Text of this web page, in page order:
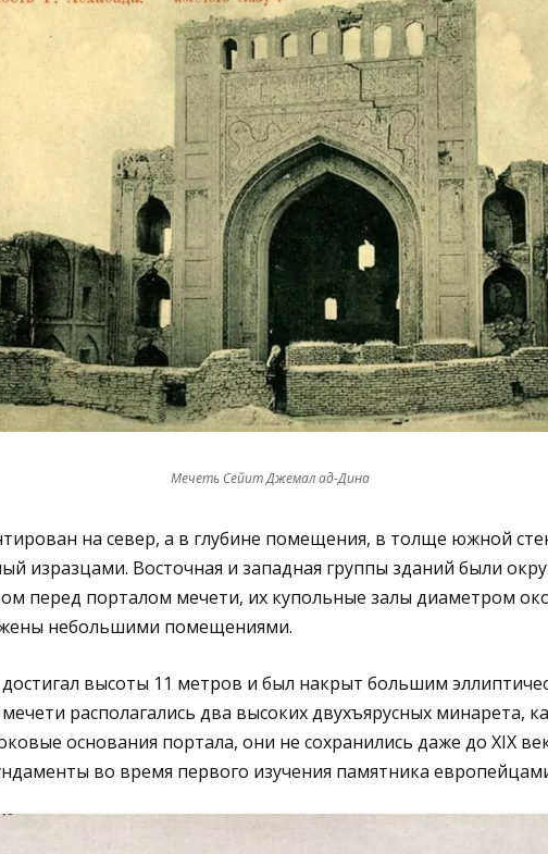
Мечеть Сейит Джемал ад-Дина
на север, а в глубине помещения, в толще южной
изразцами. Восточная и западная группы зданий были
перед порталом мечети, их купольные залы диаметром
небольшими помещениями.
высоты 11 метров и был накрыт большим
располагались два высоких двухъярусных минарета,
основания портала, они не сохранились даже до XIX
во время первого изучения памятника